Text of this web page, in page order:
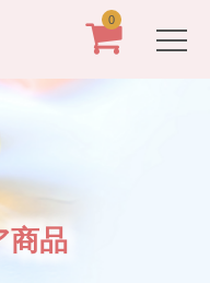
0
商品